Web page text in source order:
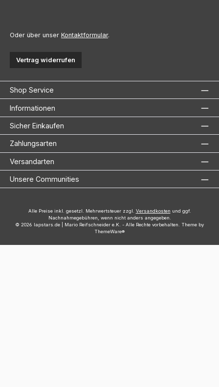
Oder über unser Kontaktformular.
Vertrag widerrufen
Shop Service
Informationen
Sicher Einkaufen
Zahlungsarten
Versandarten
Unsere Communities
Alle Preise inkl. gesetzl. Mehrwertsteuer zzgl. Versandkosten und ggf.
Nachnahmegebühren, wenn nicht anders angegeben.
© 2026 lapstars.de | Mario Reifschneider e.K. - Alle Rechte vorbehalten. Theme by
ThemeWare®